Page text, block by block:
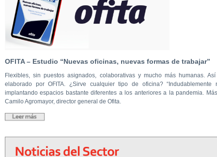
OFITA – Estudio “Nuevas oficinas, nuevas formas de trabajar”
Flexibles, sin puestos asignados, colaborativas y mucho más humanas.
elaborado por OFITA. ¿Sirve cualquier tipo de oficina?
implantando espacios bastante diferentes a los anteriores a la pandemia.
Camilo Agromayor, director general de Ofita.